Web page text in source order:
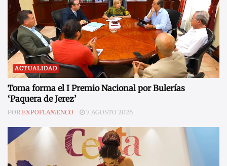
ACTUALIDAD
Toma forma el I Premio Nacional por Bulerías
‘Paquera de Jerez’
POR EXPOFLAMENCO 7 AGOSTO 2026